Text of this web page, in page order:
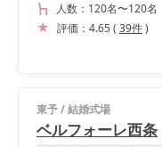
人数： 120名〜120名
評価： 4.65( 39件)
東予/結婚式場
ベルフォーレ西条